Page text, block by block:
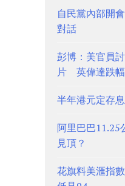
自民黨內部開
對話
彭博：美官員
片 英偉達跌
半年港元定存
阿里巴巴
見頂？
花旗料美滙指